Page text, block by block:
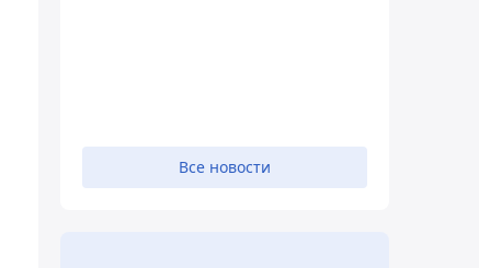
Все новости